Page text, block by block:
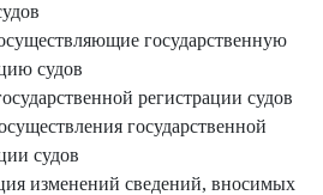
государственную
судов
регистрации судов
государственной
судов
изменений сведений, вносимых